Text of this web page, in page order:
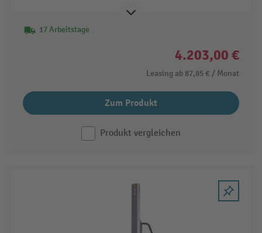
17 Arbeitstage
4.203,00 €
Leasing ab 87,85 € / Monat
Zum Produkt
Produkt vergleichen